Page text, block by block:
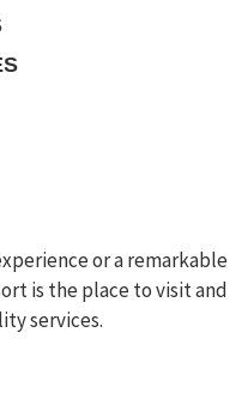
or a remarkable
is the place to visit and
services.